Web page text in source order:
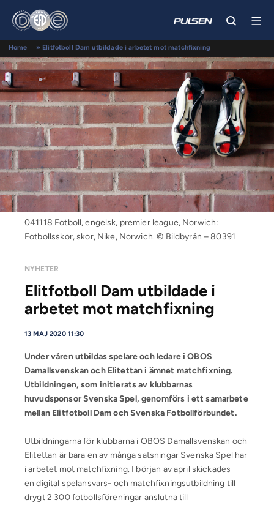
Home » Elitfotboll Dam utbildade i arbetet mot matchfixning
041118 Fotboll, engelsk, premier league, Norwich:
Fotbollsskor, skor, Nike, Norwich. © Bildbyrån – 80391
NYHETER
Elitfotboll Dam utbildade i
arbetet mot matchfixning
13 MAJ 2020 11:30
Under våren utbildas spelare och ledare i OBOS
Damallsvenskan och Elitettan i ämnet matchfixning.
Utbildningen, som initierats av klubbarnas
huvudsponsor Svenska Spel, genomförs i ett samarbete
mellan Elitfotboll Dam och Svenska Fotbollförbundet.
Utbildningarna för klubbarna i OBOS Damallsvenskan och
Elitettan är bara en av många satsningar Svenska Spel har
i arbetet mot matchfixning. I början av april skickades
en digital spelansvars- och matchfixningsutbildning till
drygt 2 300 fotbollsföreningar anslutna till